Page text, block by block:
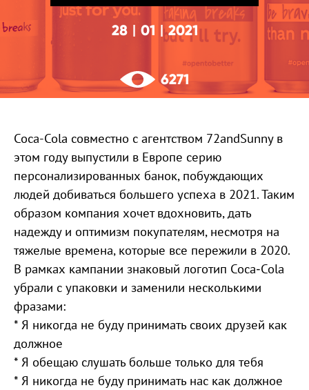
28 01 2021
6271
Coca-Cola совместно с агентством 72andSunny в
этом году выпустили в Европе серию
персонализированных банок, побуждающих
людей добиваться большего успеха в 2021. Таким
образом компания хочет вдохновить, дать
надежду и оптимизм покупателям, несмотря на
тяжелые времена, которые все пережили в 2020.
В рамках кампании знаковый логотип Coca‑Cola
убрали с упаковки и заменили несколькими
фразами:
* Я никогда не буду принимать своих друзей как
должное
* Я обещаю слушать больше только для тебя
* Я никогда не буду принимать нас как должное